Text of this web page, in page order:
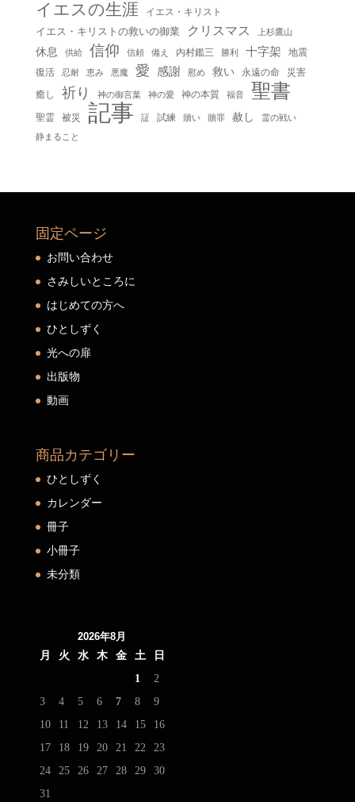
イエスの生涯
イエス・キリスト
イエス・キリストの救いの御業
クリスマス 上杉鷹山
休息 供給 信仰 信頼 備え 内村鑑三 勝利 十字架
地震
復活
忍耐 恵み 悪魔 愛 感謝 慰め 救い 永遠の命
災害
癒し
祈り 神の御言葉 神の愛 神の本質 福音 聖書
聖霊 被災 記事 証 試練 贖い 贖罪 赦し 霊の戦い
静まること
固定ページ
お問い合わせ
さみしいところに
はじめての方へ
ひとしずく
光への扉
出版物
動画
商品カテゴリー
ひとしずく
カレンダー
冊子
小冊子
未分類
2026年8月
月
火 水 木 金 土
日
1
2
3
4 5 6 7 8
9
10
11 12 13 14 15
16
17
18 19 20 21 22
23
24
25 26 27 28 29
30
31